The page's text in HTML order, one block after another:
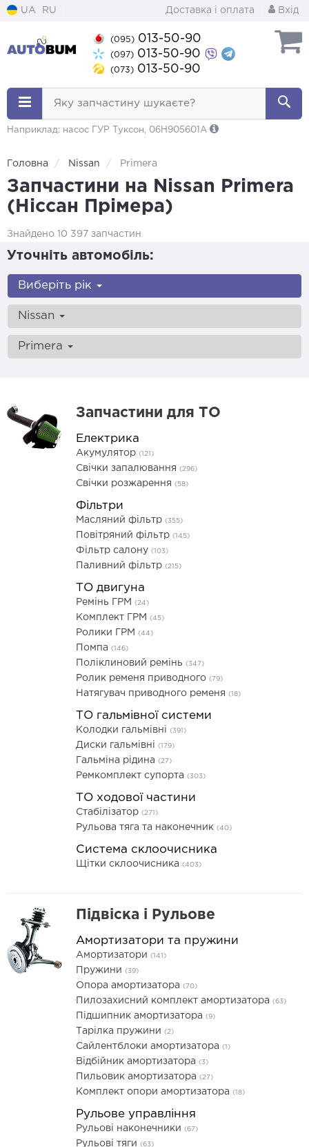
UA RU Доставка і оплата Вхід
(095) 013-50-90
(097) 013-50-90
(073) 013-50-90
Яку запчастину шукаєте?
Наприклад: насос ГУР Туксон, 06H905601A
Головна Nissan Primera
Запчастини на Nissan Primera
(Ніссан Прімера)
Знайдено 10 397 запчастин
Уточніть автомобіль:
Виберіть рік
Nissan
Primera
Запчастини для ТО
Електрика
Акумулятор (121)
Свічки запалювання (296)
Свічки розжарення (58)
Фільтри
Масляний фільтр (355)
Повітряний фільтр (145)
Фільтр салону (103)
Паливний фільтр (215)
ТО двигуна
Ремінь ГРМ (24)
Комплект ГРМ (45)
Ролики ГРМ (44)
Помпа (146)
Поліклиновий ремінь (347)
Ролик ременя приводного (79)
Натягувач приводного ременя (18)
ТО гальмівної системи
Колодки гальмівні (391)
Диски гальмівні (179)
Гальміна рідина (27)
Ремкомплект супорта (303)
ТО ходової частини
Стабілізатор (271)
Рульова тяга та наконечник (40)
Система склоочисника
Щітки склоочисника (403)
Підвіска і Рульове
Амортизатори та пружини
Амортизатори (141)
Пружини (39)
Опора амортизатора (70)
Пилозахисний комплект амортизатора (63)
Підшипник амортизатора (9)
Тарілка пружини (2)
Сайлентблоки амортизатора (1)
Відбійник амортизатора (3)
Пильовик амортизатора (27)
Комплект опори амортизатора (18)
Рульове управління
Рульові наконечники (67)
Рульові тяги (63)